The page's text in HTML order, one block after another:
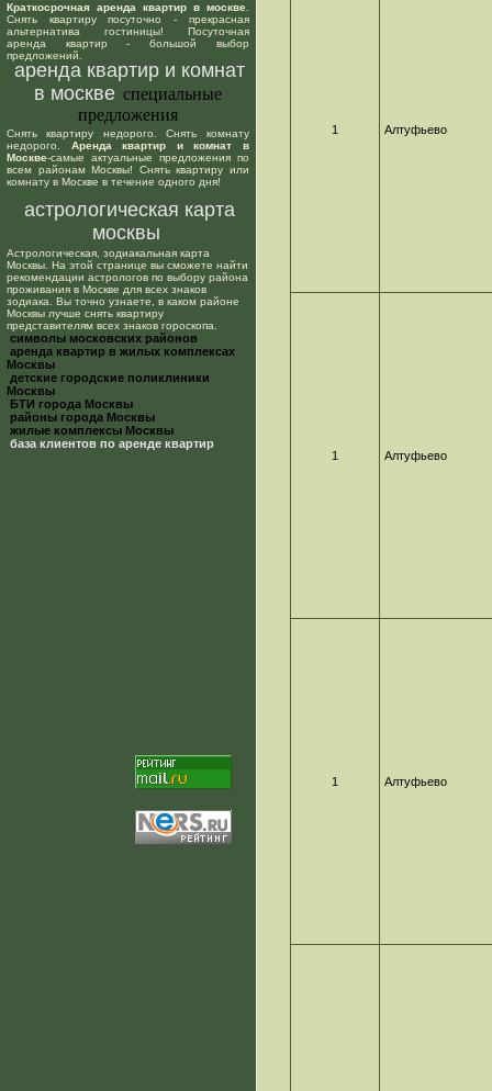
Краткосрочная аренда квартир в москве
Снять квартиру посуточно - прекрасная
альтернатива гостиницы! Посуточная
аренда квартир - большой выбор
предложений.
аренда квартир и комнат
в москве специальные
предложения
Снять квартиру недорого. Снять комнату
недорого. Аренда квартир и комнат в
Москве-самые актуальные предложения по
всем районам Москвы! Снять квартиру или
комнату в Москве в течение одного дня!
астрологическая карта
москвы
Астрологическая, зодиакальная карта
Москвы. На этой странице вы сможете найти
рекомендации астрологов по выбору района
проживания в Москве для всех знаков
зодиака. Вы точно узнаете, в каком районе
Москвы лучше снять квартиру
представителям всех знаков гороскопа.
cимволы московских районов
аренда квартир в жилых комплексах
Москвы
детские городские поликлиники
Москвы
БТИ города Москвы
районы города Москвы
жилые комплексы Москвы
база клиентов по аренде квартир
1 Алтуфьево
1 Алтуфьево
1 Алтуфьево